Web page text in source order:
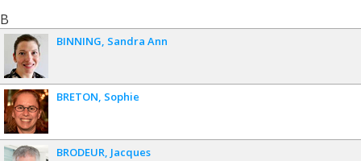
B
BINNING Sandra Ann
BRETON Sophie
BRODEUR Jacques